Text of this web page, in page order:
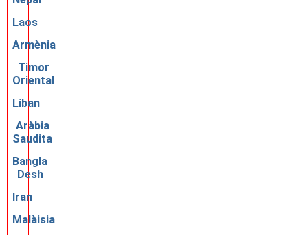
Laos
Armènia
Timor
Oriental
Líban
Aràbia
Saudita
Bangla
Desh
Iran
Malàisia